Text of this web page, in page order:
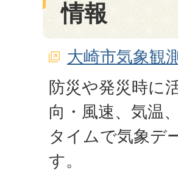
情報
大崎市気象観
防災や発災時に
向・風速、気温
タイムで気象デ
す。